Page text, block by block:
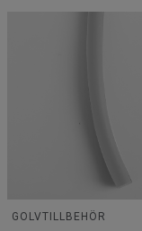
GOLVTILLBEHÖR